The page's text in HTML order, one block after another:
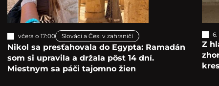
včera o 17:00 Slováci a Česi v zahraničí
Nikol sa presťahovala do Egypta: Ramadán
som si upravila a držala pôst 14 dní.
Miestnym sa páči tajomno žien
Z